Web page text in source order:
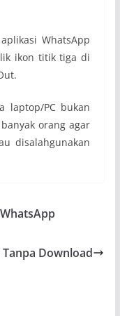
WhatsApp
ikon titik tiga di
laptop/PC bukan
orang agar
disalahgunakan
Download